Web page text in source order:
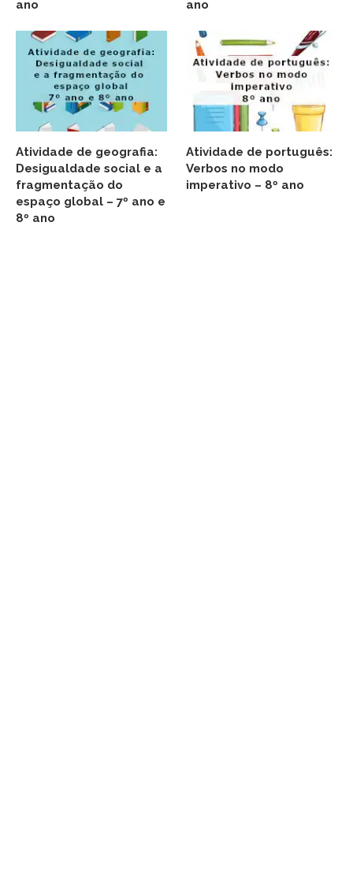
ano
ano
Atividade de geografia:
Desigualdade social e a
fragmentação do
espaço global – 7º ano e
8º ano
Atividade de português:
Verbos no modo
imperativo – 8º ano